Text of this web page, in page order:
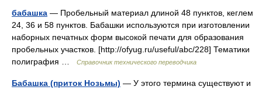
бабашка — Пробельный материал длиной 48 пунктов, кеглем
24, 36 и 58 пунктов. Бабашки используются при изготовлении
наборных печатных форм высокой печати для образования
пробельных участков. [http://ofyug.ru/useful/abc/228] Тематики
полиграфия …
Справочник технического переводчика
Бабашка (приток Нозьмы) — У этого термина существуют и